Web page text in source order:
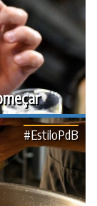
#EstiloPdB